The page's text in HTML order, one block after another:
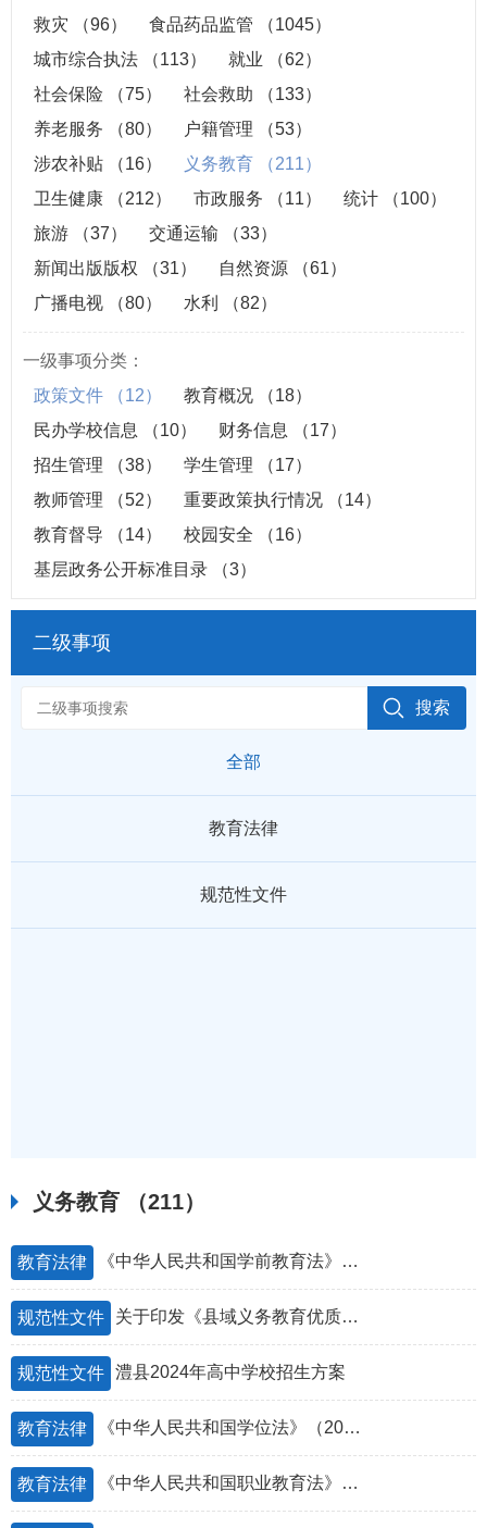
救灾
（96） 食品药品监管
（1045）
城市综合执法
（113） 就业
（62）
社会保险
（75） 社会救助
（133）
养老服务
（80） 户籍管理
（53）
涉农补贴
（16） 义务教育
（211）
卫生健康
（212） 市政服务 （11） 统计
（100）
旅游
（37） 交通运输
（33）
新闻出版版权
（31） 自然资源
（61）
广播电视
（80） 水利 （82）
一级事项分类：
政策文件
（12） 教育概况
（18）
民办学校信息
（10） 财务信息
（17）
招生管理
（38） 学生管理
（17）
教师管理
（52） 重要政策执行情况
（14）
教育督导
（14） 校园安全
（16）
基层政务公开标准目录
（3）
二级事项
全部
教育法律
规范性文件
义务教育 （211）
教育法律 《中华人民共和国学前教育法》（2024）
规范性文件 关于印发《县域义务教育优质均衡发展国家督导评估认定工作规程》的通知
规范性文件 澧县2024年高中学校招生方案
教育法律 《中华人民共和国学位法》（2024）
教育法律 《中华人民共和国职业教育法》（2022）